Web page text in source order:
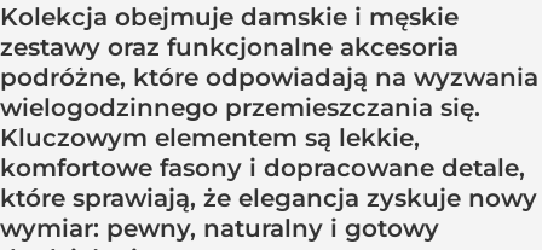
Kolekcja obejmuje damskie i męskie
zestawy oraz funkcjonalne akcesoria
podróżne, które odpowiadają na wyzwania
wielogodzinnego przemieszczania się.
Kluczowym elementem są lekkie,
komfortowe fasony i dopracowane detale,
które sprawiają, że elegancja zyskuje nowy
wymiar: pewny, naturalny i gotowy